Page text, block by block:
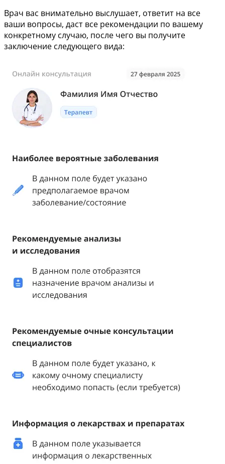
Врач вас внимательно выслушает, ответит на все
ваши вопросы, даст все рекомендации по вашему
конкретному случаю, после чего вы получите
заключение следующего вида: